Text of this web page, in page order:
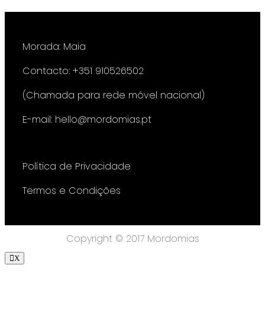
Morada: Maia
Contacto: +351 910526502
(Chamada para rede móvel nacional)
E-mail: hello@mordomias.pt
Política de Privacidade
Termos e Condições
Copyright © 2017 Mordomias
X